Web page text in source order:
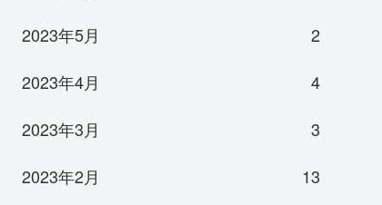
2023年5月
2
2023年4月
4
2023年3月
3
2023年2月
13